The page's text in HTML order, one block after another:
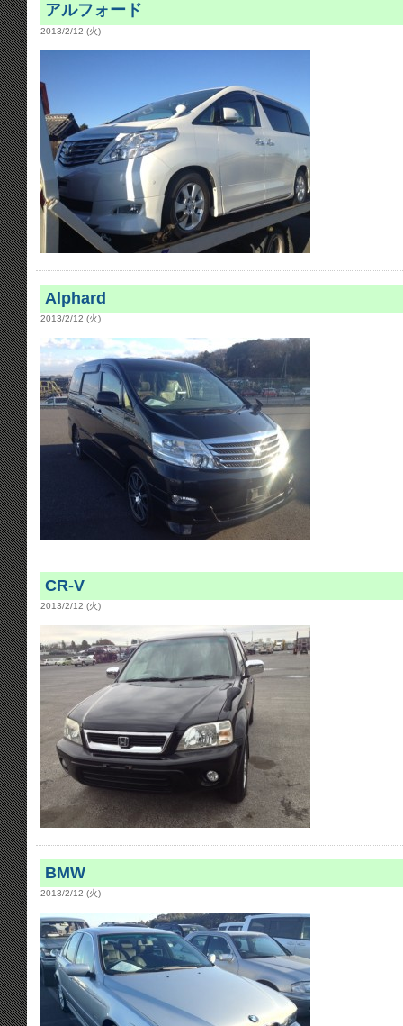
アルフォード
2013/2/12 (火)
Alphard
2013/2/12 (火)
CR-V
2013/2/12 (火)
BMW
2013/2/12 (火)